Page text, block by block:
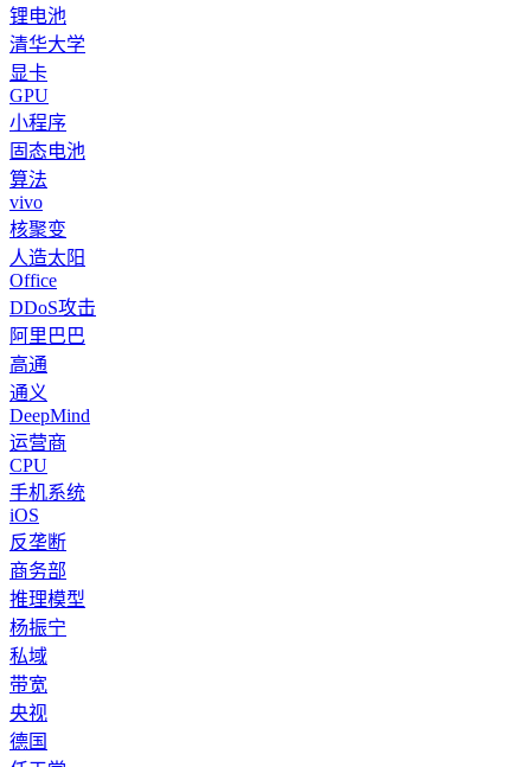
锂电池
清华大学
显卡
GPU
小程序
固态电池
算法
vivo
核聚变
人造太阳
Office
DDoS攻击
阿里巴巴
高通
通义
DeepMind
运营商
CPU
手机系统
iOS
反垄断
商务部
推理模型
杨振宁
私域
带宽
央视
德国